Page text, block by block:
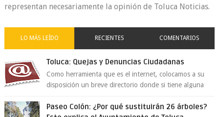
representan necesariamente la opinión de Toluca Noticias.
LO MÁS LEÍDO RECIENTES COMENTARIOS
Toluca: Quejas y Denuncias Ciudadanas
Como herramienta que es el internet, colocamos a su
disposición un breve directorio donde si tiene alguna
Paseo Colón: ¿Por qué sustituirán 26 árboles?